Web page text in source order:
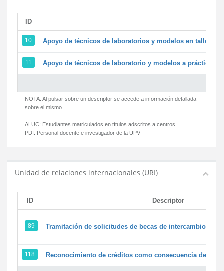
ID
10 Apoyo de técnicos de laboratorios y modelos en
11 Apoyo de técnicos de laboratorio y modelos a prácticas
NOTA: Al pulsar sobre un descriptor se accede a información detallada
sobre el mismo.
ALUC: Estudiantes matriculados en títulos adscritos a centros
PDI: Personal docente e investigador de la UPV
Unidad de relaciones internacionales (URI)
ID Descriptor
89 Tramitación de solicitudes de becas de intercambio
118 Reconocimiento de créditos como consecuencia de un